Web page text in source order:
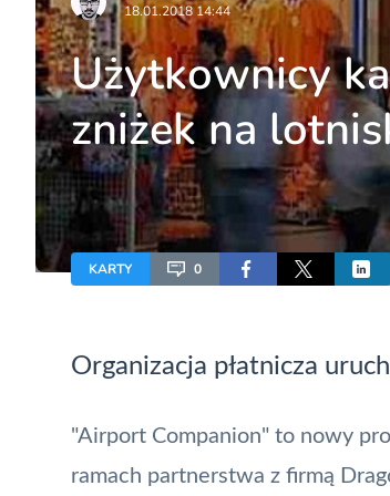
18.01.2018 14:44
Użytkownicy
zniżek na
KARTY 0
Organizacja płatnicza
"Airport Companion" to nowy
ramach partnerstwa z firmą